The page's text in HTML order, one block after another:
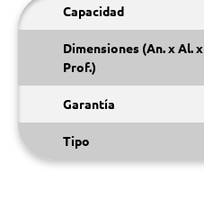
Capacidad
Dimensiones (An. x Al. x
Prof.)
Garantía
Tipo